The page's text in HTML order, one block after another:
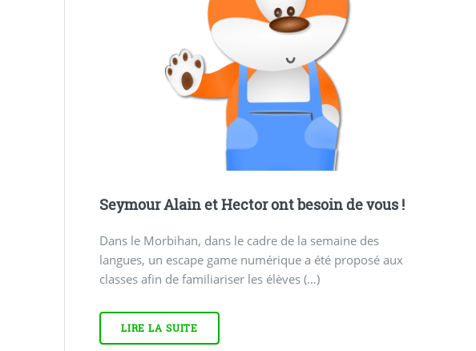
Seymour Alain et Hector ont besoin de vous !
Dans le Morbihan, dans le cadre de la semaine des
langues, un escape game numérique a été proposé aux
classes afin de familiariser les élèves (…)
LIRE LA SUITE